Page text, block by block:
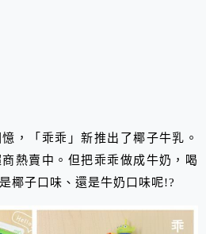
，「乖乖」新推出了椰子牛乳。
熱賣中。但把乖乖做成牛奶，喝
椰子口味、還是牛奶口味呢!?